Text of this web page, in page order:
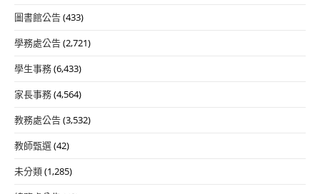
圖書館公告(433)
學務處公告(2,721)
學生事務(6,433)
家長事務(4,564)
教務處公告(3,532)
教師甄選(42)
未分類(1,285)